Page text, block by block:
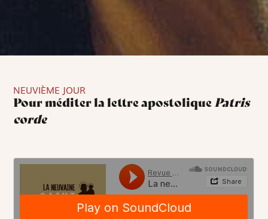
NEUVIÈME JOUR
Pour méditer la lettre apostoliquePatris
corde